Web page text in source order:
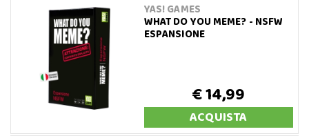
YAS! GAMES
WHAT DO YOU MEME? - NSFW
ESPANSIONE
€ 14,99
ACQUISTA